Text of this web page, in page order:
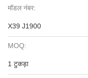
मॉडल नंबर:
X39 J1900
MOQ:
1 टुकड़ा